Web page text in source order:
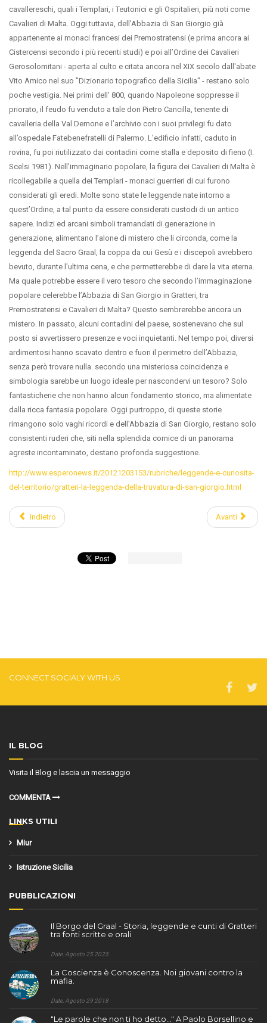
cavallereschi, quali i Templari, i Teutonici e gli Ospitalieri, più noti come
Cavalieri di Malta. Oggi tuttavia, dell’Abbazia di San Giorgio già
appartenente ai monaci francesi dei Premostratensi (e prima ancora ai
Cistercensi secondo i più recenti studi) e poi all’Ordine dei Cavalieri
Gerosolomitani - aperta al culto e citata ancora nel XIX secolo dall'abate
Vito Amico nel suo "Dizionario topografico della Sicilia" - restano solo
poche vestigia. Nei primi dell’ 800, quando Napoleone soppresse il
priorato, il feudo fu venduto a tale don Pietro Cancilla, tenente di
cavalleria della Val Demone e l’archivio con i suoi privilegi fu dato
all’ospedale Fatebenefratelli di Palermo. L'edificio infatti, caduto in
rovina, fu poi riutilizzato dai contadini come stalla e deposito di fieno (I.
Scelsi 1981). Nell'immaginario popolare, la figura dei Cavalieri di Malta è
ricollegabile a quella dei Templari - monaci guerrieri di cui furono
considerati gli eredi. Molte sono state le leggende nate intorno a
quest’Ordine, a tal punto da essere considerati custodi di un antico
sapere. Indizi ed arcani simboli tramandati di generazione in
generazione, alimentano l’alone di mistero che li circonda, come la
leggenda del Sacro Graal, la coppa da cui Gesù e i discepoli avrebbero
bevuto, durante l'ultima cena, e che permetterebbe di dare la vita eterna.
Ma quale potrebbe essere il vero tesoro che secondo l’immaginazione
popolare celerebbe l’Abbazia di San Giorgio in Gratteri, tra
Premostratensi e Cavalieri di Malta? Questo sembrerebbe ancora un
mistero. In passato, alcuni contadini del paese, sostenevano che sul
posto si avvertissero presenze e voci inquietanti. Nel tempo poi, diversi
ardimentosi hanno scavato dentro e fuori il perimetro dell’Abbazia,
senza però trovare nulla. secondo una misteriosa coincidenza e
simbologia sarebbe un luogo ideale per nascondervi un tesoro? Solo
fantasticherie che non hanno alcun fondamento storico, ma alimentate
dalla ricca fantasia popolare. Oggi purtroppo, di queste storie
rimangono solo vaghi ricordi e dell'Abbazia di San Giorgio, restano solo
consistenti ruderi che, siti nella splendida cornice di un panorama
agreste incontaminato, destano profonda suggestione.
http://www.esperonews.it/20121203153/rubriche/leggende-e-curiosita-
del-territorio/gratteri-la-leggenda-della-truvatura-di-san-giorgio.html
Indietro Avanti
CONNECT SOCIALY WITH US
IL BLOG
Visita il Blog e lascia un messaggio
COMMENTA
LINKS UTILI
Miur
Istruzione Sicilia
PUBBLICAZIONI
Il Borgo del Graal - Storia, leggende e cunti di Gratteri
tra fonti scritte e orali
Date: Agosto 25 2025
La Coscienza è Conoscenza. Noi giovani contro la
mafia.
Date: Agosto 29 2018
"Le parole che non ti ho detto..." A Paolo Borsellino e